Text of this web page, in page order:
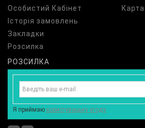
Особистий Кабінет
Історія замовлень
Закладки
Розсилка
РОЗСИЛКА
Я приймаю користувацьку угоду